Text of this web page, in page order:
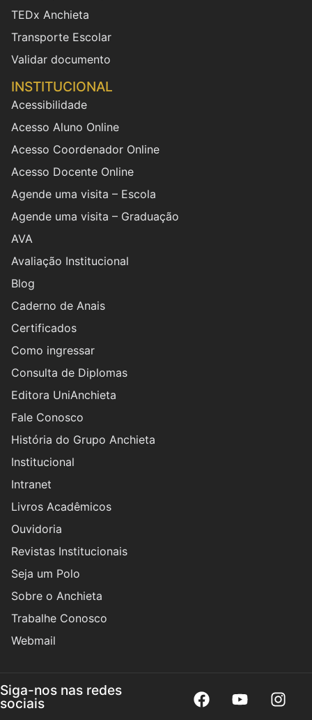
TEDx Anchieta
Transporte Escolar
Validar documento
INSTITUCIONAL
Acessibilidade
Acesso Aluno Online
Acesso Coordenador Online
Acesso Docente Online
Agende uma visita – Escola
Agende uma visita – Graduação
AVA
Avaliação Institucional
Blog
Caderno de Anais
Certificados
Como ingressar
Consulta de Diplomas
Editora UniAnchieta
Fale Conosco
História do Grupo Anchieta
Institucional
Intranet
Livros Acadêmicos
Ouvidoria
Revistas Institucionais
Seja um Polo
Sobre o Anchieta
Trabalhe Conosco
Webmail
Siga-nos nas redes
sociais